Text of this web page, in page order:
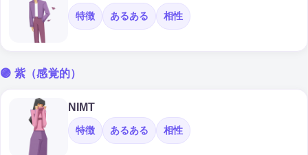
特徴 あるある 相性
🟣 紫（感覚的）
NIMT
特徴 あるある 相性